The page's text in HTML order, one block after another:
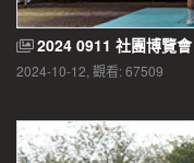
2024 0911 社團博覽會
2024-10-12, 觀看: 67509